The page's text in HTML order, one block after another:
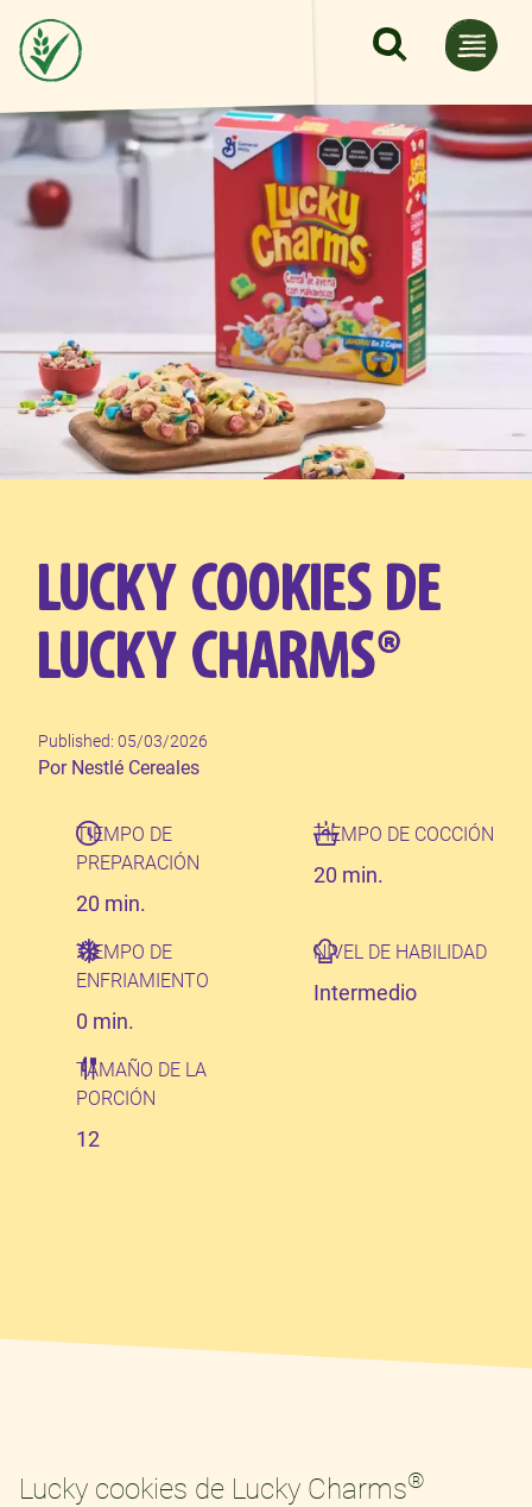
Pasar al contenido principal
LUCKY COOKIES DE
LUCKY CHARMS®
Published: 05/03/2026
Author
Por Nestlé Cereales
TIEMPO DE
PREPARACIÓN
20 min.
TIEMPO DE COCCIÓN
20 min.
TIEMPO DE
ENFRIAMIENTO
0 min.
NIVEL DE HABILIDAD
Intermedio
TAMAÑO DE LA
PORCIÓN
12
Lucky cookies de Lucky Charms®